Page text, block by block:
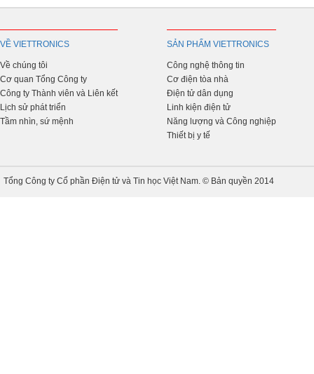
VỀ VIETTRONICS
Về chúng tôi
Cơ quan Tổng Công ty
Công ty Thành viên và Liên kết
Lịch sử phát triển
Tầm nhìn, sứ mệnh
SẢN PHẨM VIETTRONICS
Công nghệ thông tin
Cơ điện tòa nhà
Điện tử dân dụng
Linh kiện điện tử
Năng lượng và Công nghiệp
Thiết bị y tế
Tổng Công ty Cổ phần Điện tử và Tin học Việt Nam. © Bản quyền 2014